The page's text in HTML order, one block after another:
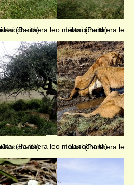
(Panthera leo melanochaita)
Liūtai (Panthera leo
(Panthera leo melanochaita)
Liūtai (Panthera leo